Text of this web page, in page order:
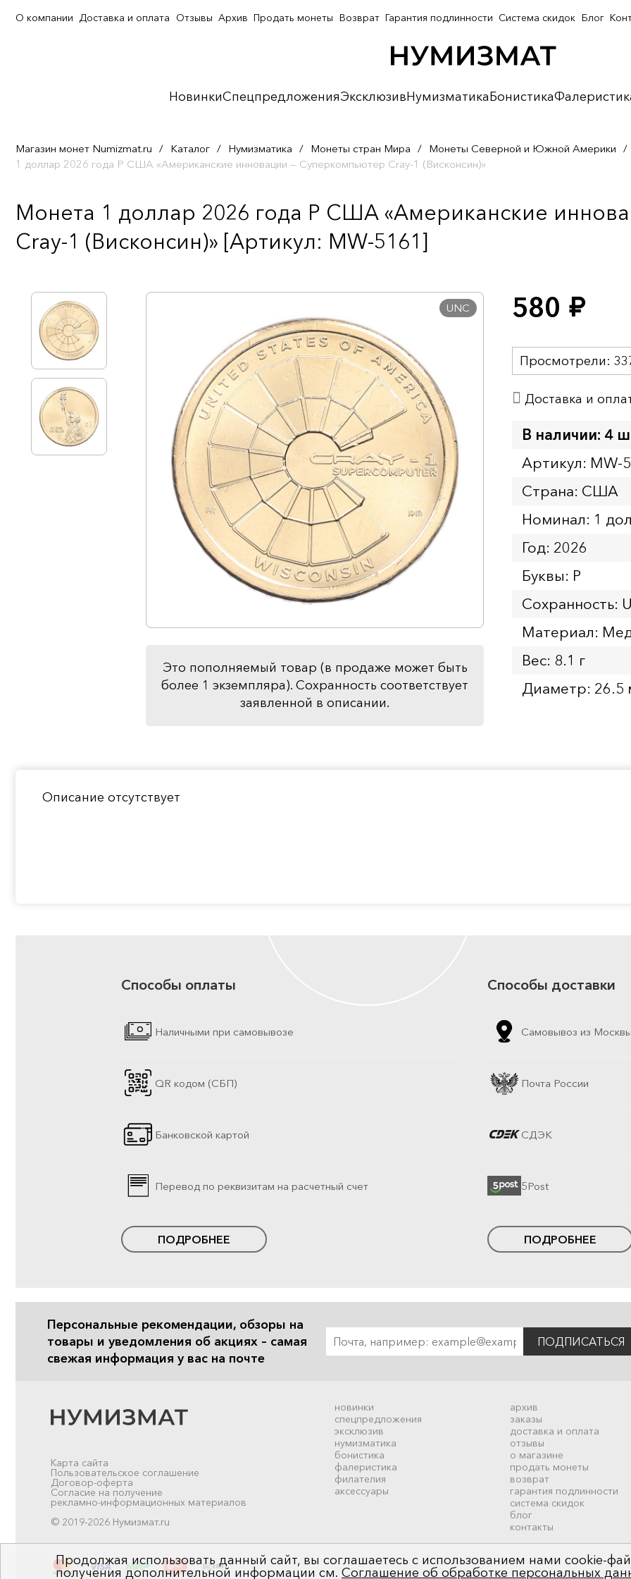
НовинкиСпецпредложенияЭксклюзивНумизматикаБонистика
О компании Доставка и оплата Отзывы Архив Продать монеты Возврат Гарантия подлинности Система скидок Блог
Магазин монет Numizmat.ru / Каталог / Нумизматика / Монеты стран Мира / Монеты Северной и Южной Америки /
1 доллар 2026 года P США «Американские инновации — Суперкомпьютер Cray-1 (Висконсин)»
Монета 1 доллар 2026 года P США «Американские
Cray-1 (Висконсин)» [Артикул: MW-5161]
UNC
Это пополняемый товар (в продаже может быть
более 1 экземпляра). Сохранность соответствует
заявленной в описании.
580 руб.
Просмотрели:
Доставка и
В наличии: 4
Артикул: MW-
Страна: США
Номинал: 1
Год: 2026
Буквы: P
Сохранность:
Материал:
Вес: 8.1 г
Диаметр: 26.5
Описание отсутствует
Способы оплаты
Наличными при самовывозе
QR кодом (СБП)
Банковской картой
Перевод по реквизитам на расчетный счет
ПОДРОБНЕЕ
Способы доставки
Самовывоз из
Почта России
СДЭК
5Post
ПОДРОБНЕЕ
Персональные рекомендации, обзоры на
товары и уведомления об акциях – самая
свежая информация у вас на почте
ПОДПИСАТЬСЯ
новинки
спецпредложения
эксклюзив
нумизматика
бонистика
фалеристика
филателия
аксессуары
архив
заказы
доставка и оплата
отзывы
о магазине
продать монеты
возврат
гарантия подлинности
система скидок
блог
контакты
Карта сайта
Пользовательское соглашение
Договор-оферта
Согласие на получение
рекламно-информационных материалов
© 2019-2026 Нумизмат.ru
Продолжая использовать данный сайт, вы соглашаетесь с использованием нами cookie-
получения дополнительной информации см. Соглашение об обработке персональных